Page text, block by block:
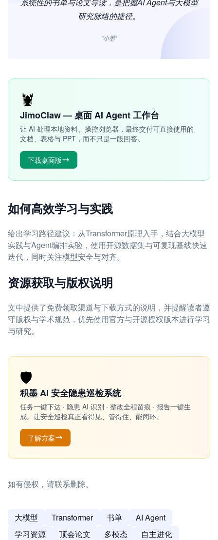
研究脉络的捷径。
“小墨”
🦞
JimoClaw — 桌面 AI Agent 工作台
让 AI 处理本地资料、操控浏览器，最终交付可直接使用的
文档、表格与 PPT，而不只是一段回答。
下载桌面版
如何高效学习与实践
给出学习路径建议：从Transformer原理入手，结合大模型
实践与Agent编排实验，使用开源数据集与可复现基线快速
迭代，同时关注模型安全与对齐。
资源获取与版权说明
文中提供了免费领取渠道与下载方式的说明，并提醒读者遵
守版权与学术规范，优先使用官方与开源授权版本进行学习
与研究。
🛡️
积墨 AI 安全隐患巡检系统
任务一键下达 · 隐患 AI 识别 · 整改全程留痕 · 报告一键生
成。让安全巡检真正看得见、管得住、能闭环。
了解方案
如有侵权，请联系删除。
大模型 Transformer 书单
AI Agent
学习资源
顶会论文 多模态
自主进化